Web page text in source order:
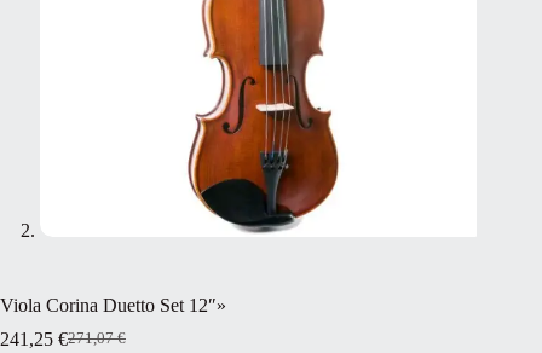
Viola Corina Duetto Set 12″»
271,07€
El
241,25 €El